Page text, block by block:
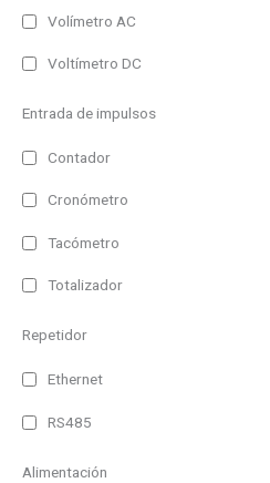
80m
30m
Entrada
Profinet
Serie
Volímetro AC
Voltímetro DC
Entrada de impulsos
Contador
Cronómetro
Tacómetro
Totalizador
Repetidor
Ethernet
RS485
Alimentación